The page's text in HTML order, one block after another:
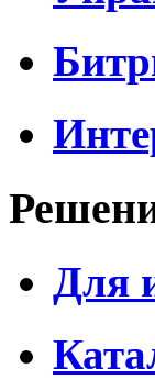
Для